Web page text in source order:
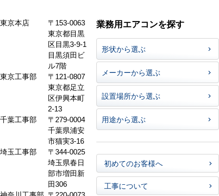
東京本店
〒153-0063
東京都目黒
区目黒3-9-1
目黒須田ビ
ル7階
東京工事部
〒121-0807
東京都足立
区伊興本町
2-13
千葉工事部
〒279-0004
千葉県浦安
市猫実3-16
埼玉工事部
〒344-0025
埼玉県春日
部市増田新
田306
業務用エアコンを探す
形状から選ぶ
メーカーから選ぶ
設置場所から選ぶ
用途から選ぶ
初めてのお客様へ
工事について